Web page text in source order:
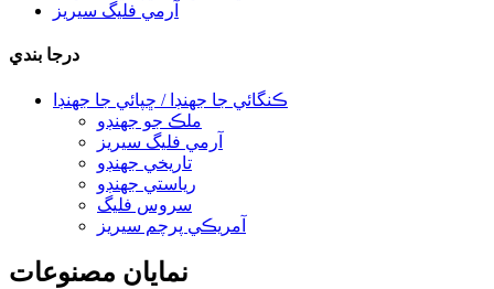
آرمي فليگ سيريز
درجا بندي
ڪنگائي جا جهنڊا / ڇپائي جا جهنڊا
ملڪ جو جهنڊو
آرمي فليگ سيريز
تاريخي جهنڊو
رياستي جهنڊو
سروس فليگ
آمريڪي پرچم سيريز
نمايان مصنوعات